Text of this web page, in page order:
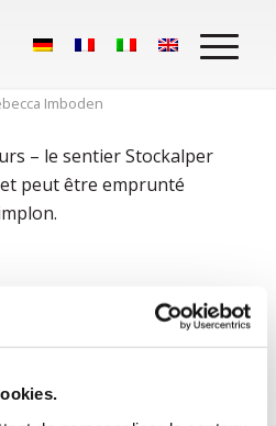
Imboden
– le sentier Stockalper
peut être emprunté